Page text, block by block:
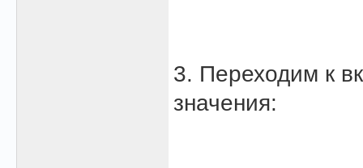
3. Переходим к
значения: